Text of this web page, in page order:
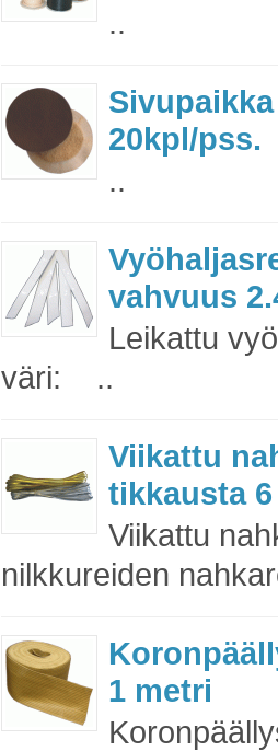
..
20kpl/pss.
..
vahvuus
Leikattu
väri: ..
Viikattu
tikkausta
Viikattu
nilkkureiden
1 metri